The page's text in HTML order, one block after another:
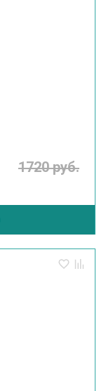
1720 руб.